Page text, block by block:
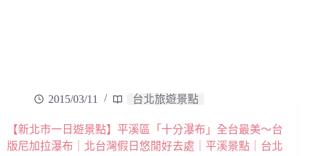
2015/03/11 台北旅遊景點
【新北市一日遊景點】平溪區「十分瀑布」全台最美～台
版尼加拉瀑布｜北台灣假日悠閒好去處｜平溪景點｜台北